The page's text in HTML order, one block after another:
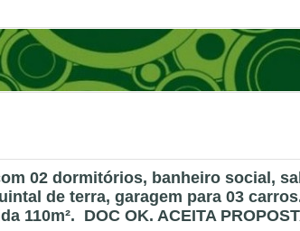
02 dormitórios, banheiro social,
de terra, garagem para 03
110m². DOC OK. ACEITA